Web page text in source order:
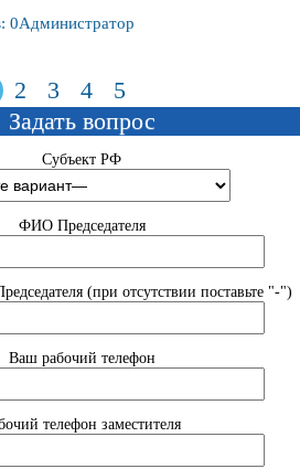
0Администратор
2 3 4
5
Задать вопрос
Субъект РФ
ФИО Председателя
(при отсутствии поставьте "-")
Ваш рабочий телефон
телефон заместителя